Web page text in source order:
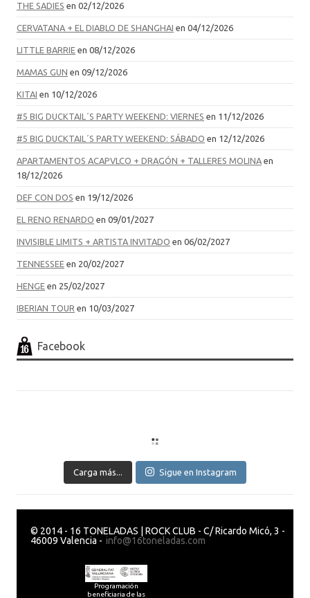
THE SADIES en 02/12/2026
CERVATANA + EL DIABLO DE SHANGHAI en 04/12/2026
LITTLE BARRIE en 08/12/2026
MAMAS GUN en 09/12/2026
KITAI en 10/12/2026
#5 BIG DUCKTAIL´S PARTY WEEKEND: VIERNES en 11/12/2026
#5 BIG DUCKTAIL´S PARTY WEEKEND: SÁBADO en 12/12/2026
APARTAMENTOS ACAPVLCO + DRAGÓN + TALLERES MOLINA en
18/12/2026
DEF CON DOS en 19/12/2026
EL RENO RENARDO en 09/01/2027
INVISIBLE LIMITS + ARTISTA INVITADO en 06/02/2027
TENNESSEE en 20/02/2027
HENGE en 25/02/2027
IBERIAN TOUR en 10/03/2027
Facebook
Carga más... Sigue en Instagram
© 2014 - 16 TONELADAS | ROCK CLUB - C/ Ricardo Micó, 3 -
46009 Valencia - info@16toneladas.com
Programación
beneficiaria de las